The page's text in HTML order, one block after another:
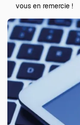
vous en remercie !